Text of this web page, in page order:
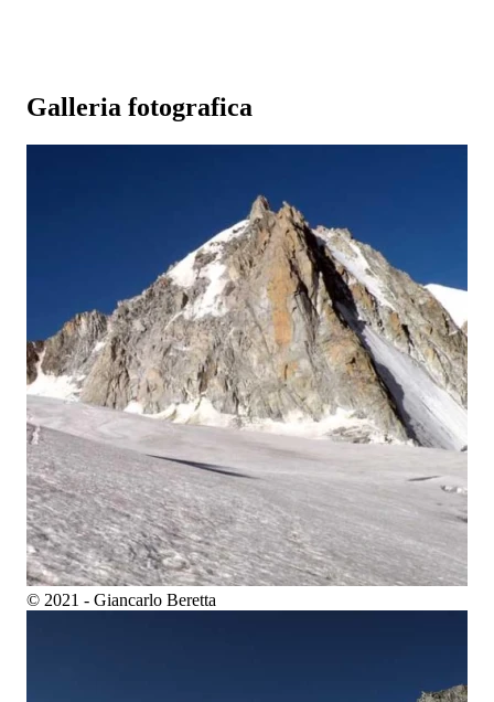
Galleria fotografica
© 2021 - Giancarlo Beretta